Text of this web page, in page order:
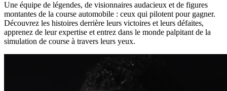
Une équipe de légendes, de visionnaires audacieux et de figures
montantes de la course automobile : ceux qui pilotent pour gagner.
Découvrez les histoires derrière leurs victoires et leurs défaites,
apprenez de leur expertise et entrez dans le monde palpitant de la
simulation de course à travers leurs yeux.